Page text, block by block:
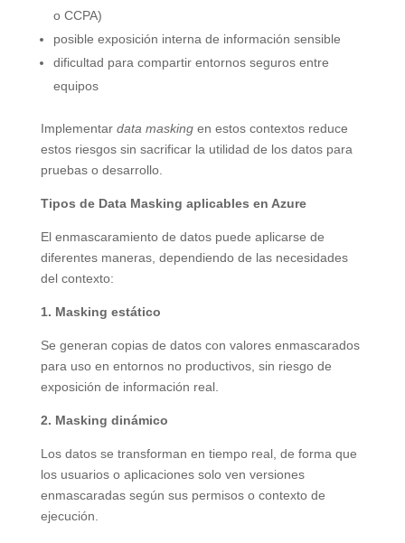
o CCPA)
posible exposición interna de información sensible
dificultad para compartir entornos seguros entre
equipos
Implementar data maskingen estos contextos reduce
estos riesgos sin sacrificar la utilidad de los datos para
pruebas o desarrollo.
Tipos de Data Masking aplicables en Azure
El enmascaramiento de datos puede aplicarse de
diferentes maneras, dependiendo de las necesidades
del contexto:
1. Masking estático
Se generan copias de datos con valores enmascarados
para uso en entornos no productivos, sin riesgo de
exposición de información real.
2. Masking dinámico
Los datos se transforman en tiempo real, de forma que
los usuarios o aplicaciones solo ven versiones
enmascaradas según sus permisos o contexto de
ejecución.